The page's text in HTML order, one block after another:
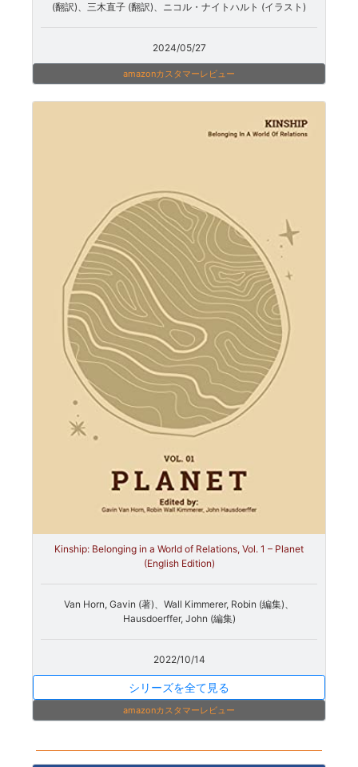
(翻訳)、三木直子 (翻訳)、ニコル・ナイトハルト (イラスト)
2024/05/27
amazonカスタマーレビュー
Kinship: Belonging in a World of Relations, Vol. 1 – Planet
(English Edition)
Van Horn, Gavin (著)、Wall Kimmerer, Robin (編集)、
Hausdoerffer, John (編集)
2022/10/14
シリーズを全て見る
amazonカスタマーレビュー